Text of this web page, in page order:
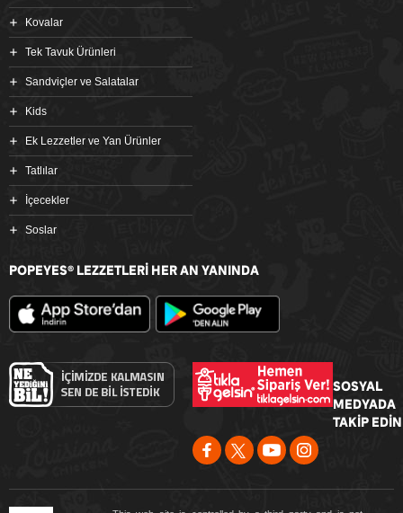
Kovalar
Tek Tavuk Ürünleri
Sandviçler ve Salatalar
Kids
Ek Lezzetler ve Yan Ürünler
Tatlılar
İçecekler
Soslar
POPEYES® LEZZETLERİ HER AN YANINDA
SOSYAL
MEDYADA
TAKİP EDİN